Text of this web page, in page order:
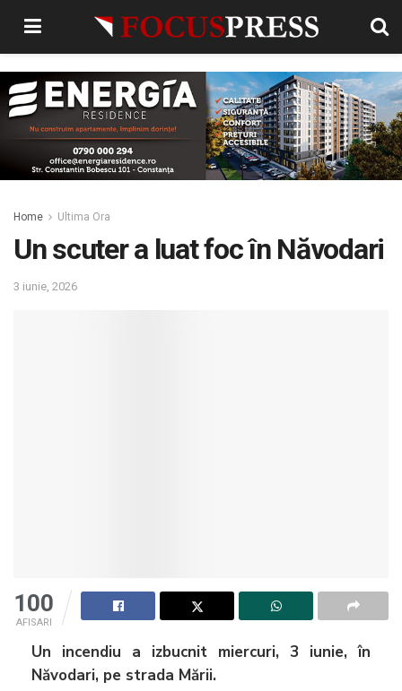
Home Ultima Ora
Un scuter a luat foc în Năvodari
3 iunie, 2026
100
AFISARI
Un incendiu a izbucnit miercuri, 3 iunie, în
Năvodari, pe strada Mării.